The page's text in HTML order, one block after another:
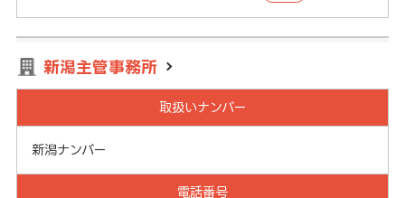
新潟主管事務所
取扱いナンバー
新潟ナンバー
電話番号